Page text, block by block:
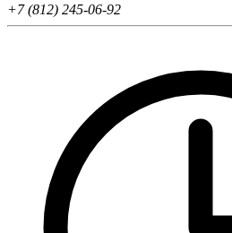
+7 (812) 245-06-92